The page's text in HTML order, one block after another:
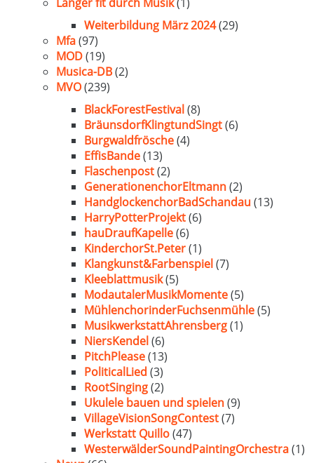
Weiterbildung März 2024(29)
Mfa(97)
MOD(19)
Musica-DB(2)
MVO(239)
BlackForestFestival(8)
BräunsdorfKlingtundSingt(6)
Burgwaldfrösche(4)
EffisBande(13)
Flaschenpost(2)
GenerationenchorEltmann(2)
HandglockenchorBadSchandau(13)
HarryPotterProjekt(6)
hauDraufKapelle(6)
KinderchorSt.Peter(1)
Klangkunst&Farbenspiel(7)
Kleeblattmusik(5)
ModautalerMusikMomente(5)
MühlenchorinderFuchsenmühle(5)
MusikwerkstattAhrensberg(1)
NiersKendel(6)
PitchPlease(13)
PoliticalLied (3)
RootSinging(2)
Ukulele bauen und spielen(9)
VillageVisionSongContest(7)
Werkstatt Quillo(47)
WesterwälderSoundPaintingOrchestra(1)